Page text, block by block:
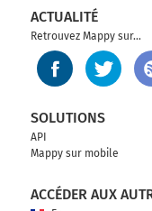
ACTUALITÉ
Retrouvez Mappy sur...
SOLUTIONS
API
Mappy sur mobile
ACCÉDER AUX